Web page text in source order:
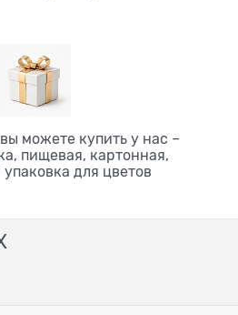
можете купить у нас –
пищевая, картонная,
для цветов